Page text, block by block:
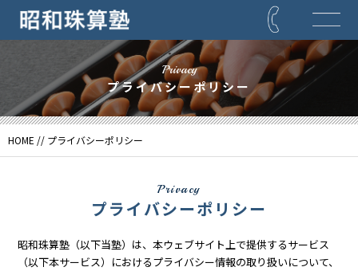
Privacy
プライバシーポリシー
HOME // プライバシーポリシー
Privacy
プライバシーポリシー
昭和珠算塾（以下当塾）は、本ウェブサイト上で提供するサービス
（以下本サービス）におけるプライバシー情報の取り扱いについて、